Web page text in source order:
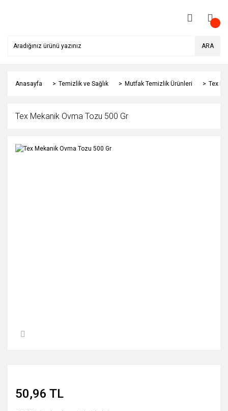
ARA
Anasayfa Temizlik ve Sağlık Mutfak Temizlik Ürünleri Tex
Tex Mekanik Ovma Tozu 500 Gr
50,96 TL